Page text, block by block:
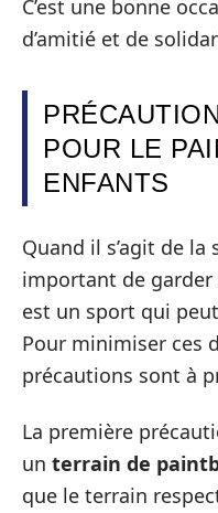
C’est une bonne
d’amitié et de
POUR LE
ENFANTS
Quand il s’agit de
important de garder
est un sport qui
Pour minimiser ces
précautions sont à
La première
un terrain de
que le terrain